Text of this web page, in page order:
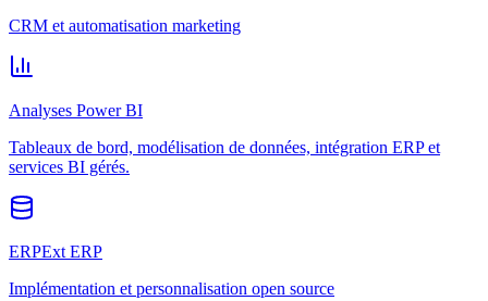
CRM et automatisation marketing
Analyses Power BI
Tableaux de bord, modélisation de données, intégration ERP et
services BI gérés.
ERPExt ERP
Implémentation et personnalisation open source